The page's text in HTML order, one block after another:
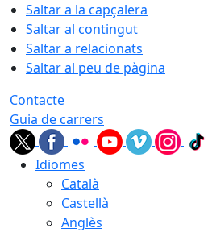
Saltar a la capçalera
Saltar al contingut
Saltar a relacionats
Saltar al peu de pàgina
Contacte
Guia de carrers
Idiomes
Català
Castellà
Anglès